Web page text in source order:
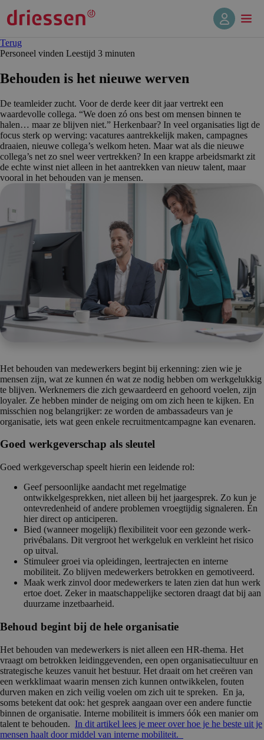
Terug
Personeel vinden Leestijd 3 minuten
Behouden is het nieuwe werven
De teamleider zucht. Voor de derde keer dit jaar vertrekt een
waardevolle collega. “We doen zó ons best om mensen binnen te
halen… maar ze blijven niet.” Herkenbaar? In veel organisaties ligt de
focus sterk op werving: vacatures aantrekkelijk maken, campagnes
draaien, nieuwe collega’s welkom heten. Maar wat als die nieuwe
collega’s net zo snel weer vertrekken? In een krappe arbeidsmarkt zit
de echte winst niet alleen in het aantrekken van nieuw talent, maar
vooral in het behouden van je mensen.
Het behouden van medewerkers begint bij erkenning: zien wie je
mensen zijn, wat ze kunnen én wat ze nodig hebben om werkgelukkig
te blijven. Werknemers die zich gewaardeerd en gehoord voelen, zijn
loyaler. Ze hebben minder de neiging om om zich heen te kijken. En
misschien nog belangrijker: ze worden de ambassadeurs van je
organisatie, iets wat geen enkele recruitmentcampagne kan evenaren.
Goed werkgeverschap als sleutel
Goed werkgeverschap speelt hierin een leidende rol:
Geef persoonlijke aandacht met regelmatige
ontwikkelgesprekken, niet alleen bij het jaargesprek. Zo kun je
ontevredenheid of andere problemen vroegtijdig signaleren. Én
hier direct op anticiperen.
Bied (wanneer mogelijk) flexibiliteit voor een gezonde werk-
privébalans. Dit vergroot het werkgeluk en verkleint het risico
op uitval.
Stimuleer groei via opleidingen, leertrajecten en interne
mobiliteit. Zo blijven medewerkers betrokken en gemotiveerd.
Maak werk zinvol door medewerkers te laten zien dat hun werk
ertoe doet. Zeker in maatschappelijke sectoren draagt dat bij aan
duurzame inzetbaarheid.
Behoud begint bij de hele organisatie
Het behouden van medewerkers is niet alleen een HR-thema. Het
vraagt om betrokken leidinggevenden, een open organisatiecultuur en
strategische keuzes vanuit het bestuur. Het draait om het creëren van
een werkklimaat waarin mensen zich kunnen ontwikkelen, fouten
durven maken en zich veilig voelen om zich uit te spreken. En ja,
soms betekent dat ook: het gesprek aangaan over een andere functie
binnen de organisatie. Interne mobiliteit is immers óók een manier om
talent te behouden. In dit artikel lees je meer over hoe je he beste uit je
mensen haalt door middel van interne mobiliteit.